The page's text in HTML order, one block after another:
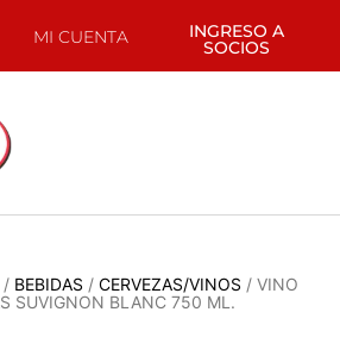
MI CUENTA INGRESO A
SOCIOS
/ BEBIDAS / CERVEZAS/VINOS / VINO
SUVIGNON BLANC 750 ML.